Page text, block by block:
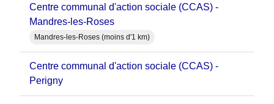
Centre communal d'action sociale (CCAS) -
Mandres-les-Roses
Mandres-les-Roses (moins d'1 km)
Centre communal d'action sociale (CCAS) -
Perigny